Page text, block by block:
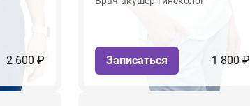
2 600 ₽ Записаться 1 800 ₽